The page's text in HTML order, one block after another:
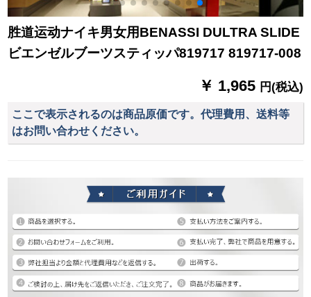
胜道运动ナイキ男女用BENASSI DULTRA SLIDE
ビエンゼルブーツスティッパ819717 819717-008
￥ 1,965 円(税込)
ここで表示されるのは商品原価です。代理費用、送料等
はお問い合わせください。